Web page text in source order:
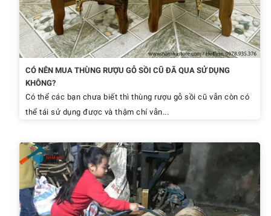
CÓ NÊN MUA THÙNG RƯỢU GỖ SỒI CŨ ĐÃ QUA SỬ DỤNG
KHÔNG?
Có thể các bạn chưa biết thì thùng rượu gỗ sồi cũ vẫn còn có
thể tái sử dụng được và thậm chí vẫn...